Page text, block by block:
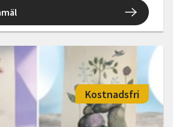
Kostnadsfri